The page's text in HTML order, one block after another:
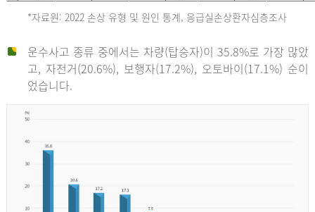
*자료원: 2022 손상 유형 및 원인 통계, 응급실손상환자심층조사
운수사고 종류 중에서는 차량(탑승자)이 35.8%로 가장 많았
고, 자전거(20.6%), 보행자(17.2%), 오토바이(17.1%) 순이
었습니다.